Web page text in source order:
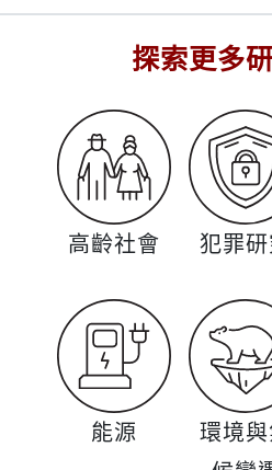
探索更多
高齡社會 犯罪
能源
環境